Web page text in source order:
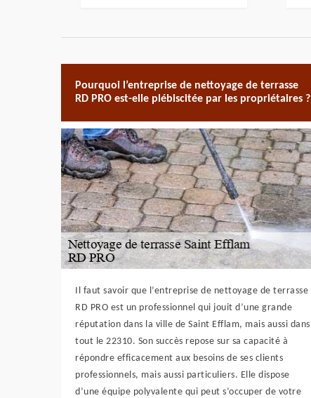
Pourquoi l’entreprise de nettoyage de terrasse
RD PRO est-elle plébiscitée par les propriétaires ?
Il faut savoir que l’entreprise de nettoyage de terrasse
RD PRO est un professionnel qui jouit d’une grande
réputation dans la ville de Saint Efflam, mais aussi dans
tout le 22310. Son succès repose sur sa capacité à
répondre efficacement aux besoins de ses clients
professionnels, mais aussi particuliers. Elle dispose
d’une équipe polyvalente qui peut s’occuper de votre